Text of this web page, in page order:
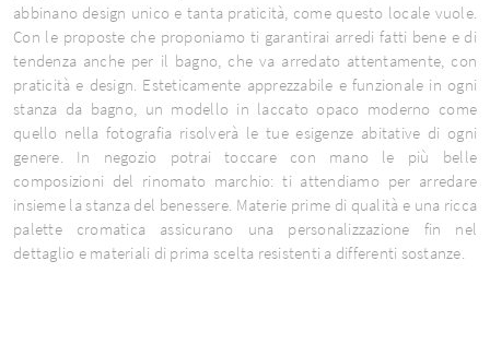
abbinano design unico e tanta praticità, come questo locale vuole.
Con le proposte che proponiamo ti garantirai arredi fatti bene e di
tendenza anche per il bagno, che va arredato attentamente, con
praticità e design. Esteticamente apprezzabile e funzionale in ogni
stanza da bagno, un modello in laccato opaco moderno come
quello nella fotografia risolverà le tue esigenze abitative di ogni
genere. In negozio potrai toccare con mano le più belle
composizioni del rinomato marchio: ti attendiamo per arredare
insieme la stanza del benessere. Materie prime di qualità e una ricca
palette cromatica assicurano una personalizzazione fin nel
dettaglio e materiali di prima scelta resistenti a differenti sostanze.